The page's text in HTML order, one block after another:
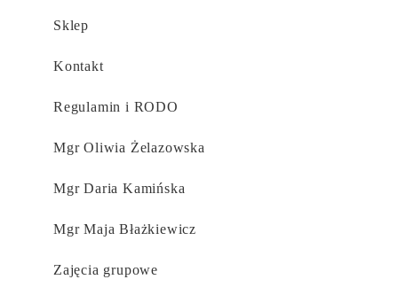
Sklep
Kontakt
Regulamin i RODO
Mgr Oliwia Żelazowska​
Mgr Daria Kamińska​
Mgr Maja Błażkiewicz​
Zajęcia grupowe